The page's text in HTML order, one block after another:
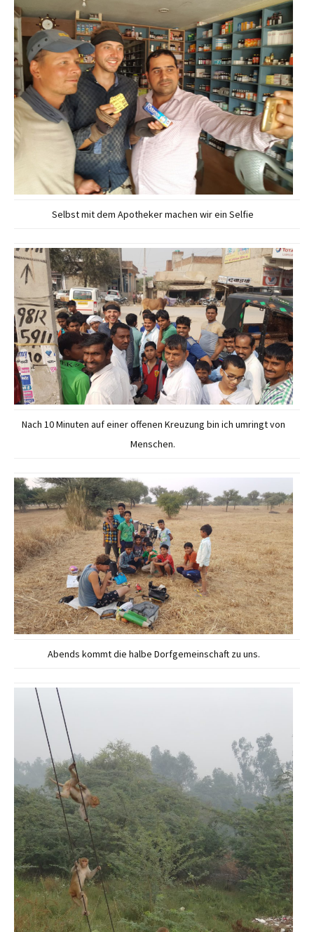
Selbst mit dem Apotheker machen wir ein Selfie
Nach 10 Minuten auf einer offenen Kreuzung bin ich umringt von
Menschen.
Abends kommt die halbe Dorfgemeinschaft zu uns.